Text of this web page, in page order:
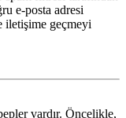
e-posta adresi
geçmeyi
vardır. Öncelikle,